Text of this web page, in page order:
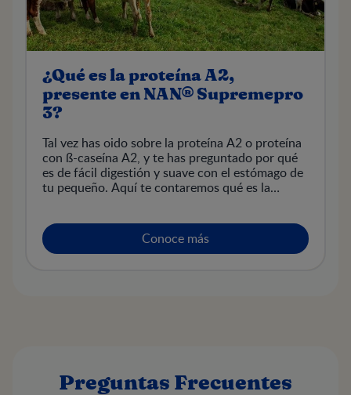
¿Qué es la proteína A2,
presente en NAN® Supremepro
3?
Tal vez has oido sobre la proteína A2 o proteína
con ß-caseína A2, y te has preguntado por qué
es de fácil digestión y suave con el estómago de
tu pequeño. Aquí te contaremos qué es la
Nestlé® y combinado con probióticos (B.lactis),
pueden aportar a tu hijo los nutrientes
Conoce más
Preguntas Frecuentes